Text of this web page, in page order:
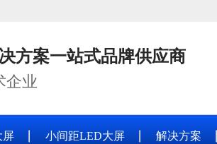
方案一站式品牌供应商
企业
屏 小间距LED大屏 解决方案